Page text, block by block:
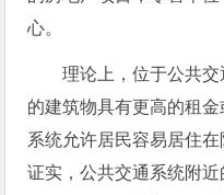
心。
理论上，位于公共
的建筑物具有更高的租
系统允许居民容易居住
证实，公共交通系统附